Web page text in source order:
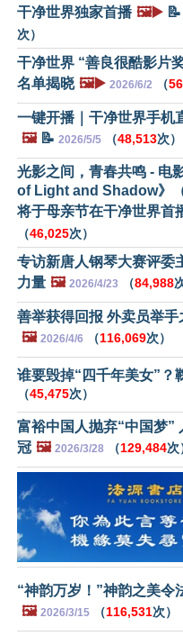
干净世界独家首播 🖼️▶️ 📝
次）
干净世界 “善良很酷影片
名单揭晓 🖼️▶️ 2026/6/2 （
一键开播｜干净世界手机
🖼️📝 2026/5/5 （48,513次）
光影之间，青春共鸣 - 电
of Light and Shadow》（
将于母亲节在干净世界首
（46,025次）
专访新唐人钢琴大赛评委
力量 🖼️ 2026/4/23 （84,988
善举获得回报 外卖员举手
🖼️ 2026/4/6 （116,069次）
谁要毁掉“四千年美女”？
（45,475次）
富裕中国人抛弃“中国梦”
冠 🖼️ 2026/3/28 （129,484次
“神韵万岁！”神韵之美令
🖼️ 2026/3/15 （116,531次）